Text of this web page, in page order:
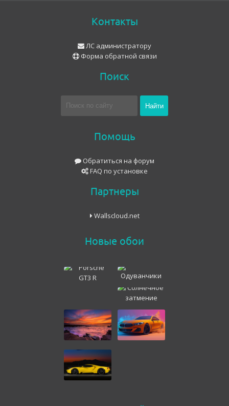
Контакты
ЛС администратору
Форма обратной связи
Поиск
Помощь
Обратиться на форум
FAQ по установке
Партнеры
Wallscloud.net
Новые обои